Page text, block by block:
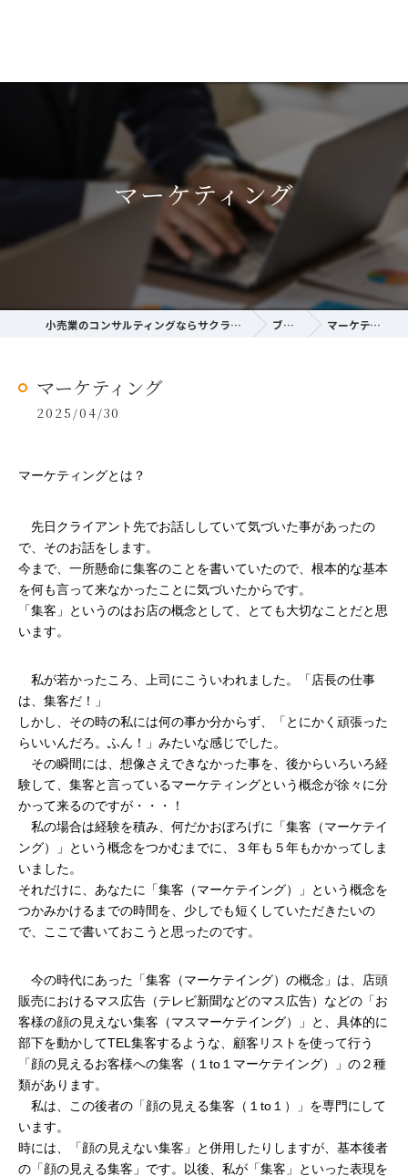
マーケティング
小売業のコンサルティングならサクラ経営研究所 ブログ マーケティング
マーケティング
2025/04/30
マーケティングとは？
先日クライアント先でお話ししていて気づいた事があったの
で、そのお話をします。
今まで、一所懸命に集客のことを書いていたので、根本的な基本
を何も言って来なかったことに気づいたからです。
「集客」というのはお店の概念として、とても大切なことだと思
います。
私が若かったころ、上司にこういわれました。「店長の仕事
は、集客だ！」
しかし、その時の私には何の事か分からず、「とにかく頑張った
らいいんだろ。ふん！」みたいな感じでした。
その瞬間には、想像さえできなかった事を、後からいろいろ経
験して、集客と言っているマーケティングという概念が徐々に分
かって来るのですが・・・！
私の場合は経験を積み、何だかおぼろげに「集客（マーケテイ
ング）」という概念をつかむまでに、３年も５年もかかってしま
いました。
それだけに、あなたに「集客（マーケテイング）」という概念を
つかみかけるまでの時間を、少しでも短くしていただきたいの
で、ここで書いておこうと思ったのです。
今の時代にあった「集客（マーケテイング）の概念」は、店頭
販売におけるマス広告（テレビ新聞などのマス広告）などの「お
客様の顔の見えない集客（マスマーケテイング）」と、具体的に
部下を動かしてTEL集客するような、顧客リストを使って行う
「顔の見えるお客様への集客（１to１マーケテイング）」の２種
類があります。
私は、この後者の「顔の見える集客（１to１）」を専門にして
います。
時には、「顔の見えない集客」と併用したりしますが、基本後者
の「顔の見える集客」です。以後、私が「集客」といった表現を